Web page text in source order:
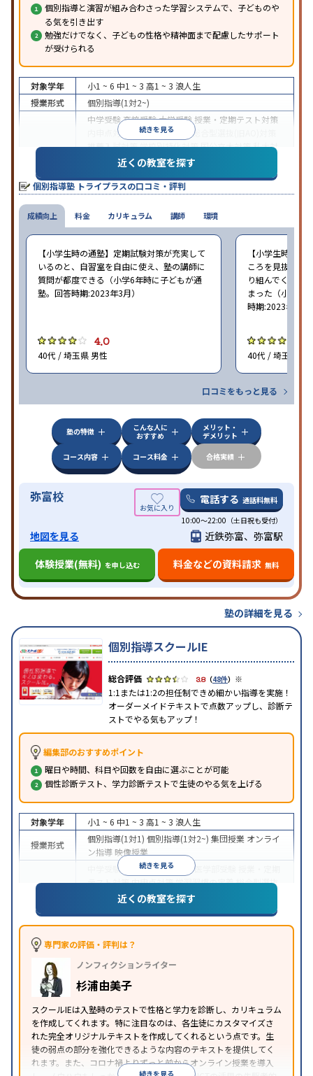
個別指導と演習が組み合わさった学習システムで、子どものや
る気を引き出す
勉強だけでなく、子どもの性格や精神面まで配慮したサポート
が受けられる
続きを見る
対象学年 小1 ~ 6 中1 ~ 3 高1 ~ 3 浪人生
授業形式
個別指導(1対2~)
中学受験高校受験大学受験 授業・定期テスト対策
内申点対策
学習習慣の定着
総合型選抜(旧AO)対策
推薦入試対策学校別特化対策国公立大対策私大対
共通テスト対策英検(英語検定)対策
その他
科目別特化対策
特徴
応
学習にPC・タブレットを利用1科目から受講可
能季節講習のみの受講可自習室あり
※2023年3月調査。
小学校高学年の個別指導塾アンケート調査方法
を参
近くの教室を探す
個別指導塾 トライプラスの口コミ・評判
成績向上
【小学生時の通塾】定期試験対策が充実して
いるのと、自習室を自由に使え、塾の講師に
質問が都度できる（小学6年時に子どもが通
塾。回答時期:2023年3月）
4.0
40代 / 埼玉県 男性
【小学生時の通
ころを見抜いて
り組んでくれた
まった（小学5
時期:2023年3月
40代 / 埼玉県 女
口コミをもっと見る
料金 カリキュラム 講師 環境
塾の特徴
こんな人に
おすすめ
メリット・
デメリット
コース内容
コース料金 合格実績
弥富校 電話する 通話料無料
10:00～22:00（土日祝も受付）
地図を見る
近鉄弥富、弥富駅
体験授業(無料) を申し込む 料金などの資料請求 無料
塾の詳細を見る
個別指導スクールIE
3.8（48件） ※
1:1または1:2の担任制できめ細かい指導を実施！
オーダーメイドテキストで点数アップし、診断テ
ストでやる気もアップ！
編集部のおすすめポイント
曜日や時間、科目や回数を自由に選ぶことが可能
個性診断テスト、学力診断テストで生徒のやる気を上げる
続きを見る
対象学年 小1 ~ 6 中1 ~ 3 高1 ~ 3 浪人生
授業形式
個別指導(1対1) 個別指導(1対2~) 集団授業 オンライ
ン指導 映像授業
中学受験 高校受験大学受験 医学部受験
テスト対策内申点対策学習習慣の定着総合型選抜
(旧AO)対策 推薦入試対策学校別特化対策
中高一貫校生に対応
可能季節講習のみの受講可
※2023年3月調査。小学校高学年の個別指導塾アンケート調査方法
近くの教室を探す
専門家の評価・評判は？
ノンフィクションライター
杉浦由美子
スクールIEは入塾時のテストで性格と学力を診断し、カリキュラム
を作成してくれます。特に注目なのは、各生徒にカスタマイズさ
れた完全オリジナルテキストを作成してくれるという点です。生
徒の弱点の部分を強化できるような内容のテキストを提供してく
れます。また、コロナ禍よりずっと前からオンライン授業を導入
続きを見る